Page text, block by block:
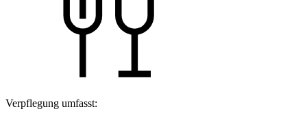
Verpflegung umfasst: